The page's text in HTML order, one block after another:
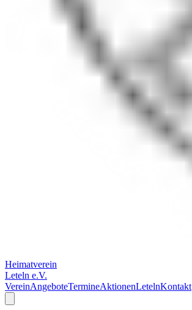
Heimatverein
Leteln e.V.
VereinAngeboteTermineAktionenLetelnKontakt